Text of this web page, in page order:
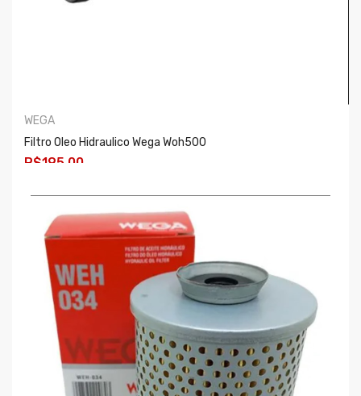
WEGA
Filtro Oleo Hidraulico Wega Woh500
R$195,00
COMPRAR